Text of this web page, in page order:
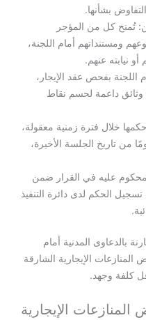
بشأنها.
تُمنح كل من المؤجر
ومستنداتهم أمام اللجنة،
نيابته عنهم.
بفحص عقد الإيجار،
وثائق داعمة لحسم نقاط
خلال فترة زمنية معقولة،
تصل عادة إلى 15–30 يومًا من تاريخ الجلسة الأخيرة،
عليه في القرار ضمن
تسجيل الحكم لدى دائرة التنفيذ
بالدعاوى المدنية أمام
الإيجارية الشارقة
كلفة وجهد.
الإيجارية